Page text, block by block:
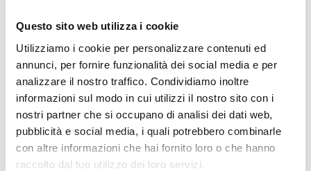
Questo sito web utilizza i cookie
Utilizziamo i cookie per personalizzare contenuti ed
annunci, per fornire funzionalità dei social media e per
analizzare il nostro traffico. Condividiamo inoltre
informazioni sul modo in cui utilizzi il nostro sito con i
nostri partner che si occupano di analisi dei dati web,
pubblicità e social media, i quali potrebbero combinarle
con altre informazioni che hai fornito loro o che hanno
raccolto dal tuo utilizzo dei loro servizi.
Scarica il catalogo
Scarica Valori Nutrizionali
Contattaci
Calcolatore peso ideale